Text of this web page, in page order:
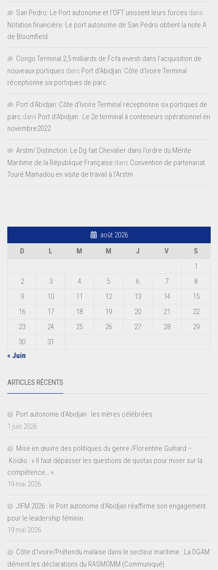
San Pedro: Le Port autonome et l’OFT unissent leurs forces dans
Notation financière: Le port autonome de San Pedro obtient la note A
de Bloomfield
Congo Terminal 2,5 milliards de Fcfa investi dans l’acquisition de
nouveaux portiques dans Port d’Abidjan: Côte d’Ivoire Terminal
réceptionne six portiques de parc
Port d'Abidjan: Côte d’Ivoire Terminal réceptionne six portiques de
parc dans Port d’Abidjan : Le 2e terminal à conteneurs opérationnel en
novembre2022
Arstm/ Distinction: Le Dg fait Chevalier dans l’ordre du Mérite
Maritime de la République Française dans Convention de partenariat:
Touré Mamadou en visite de travail à l’Arstm
août 2026
D
L M M J V
S
1
2
3 4 5 6 7
8
9
10 11 12 13 14
15
16
17 18 19 20 21
22
23
24 25 26 27 28
29
30
31
« Juin
ARTICLES RÉCENTS
Port autonome d’Abidjan : les mères célébrées
1 juin 2026
Mise en œuvre des politiques du genre /Florentine Guihard –
Koidio : « Il faut dépasser les questions de quotas pour miser sur la
compétence… »
19 mai 2026
JIFM 2026 : le Port autonome d’Abidjan réaffirme son engagement
pour le leadership féminin
19 mai 2026
Côte d’Ivoire/Prétendu malaise dans le secteur maritime : La DGAM
dément les déclarations du RASMOMM (Communiqué)